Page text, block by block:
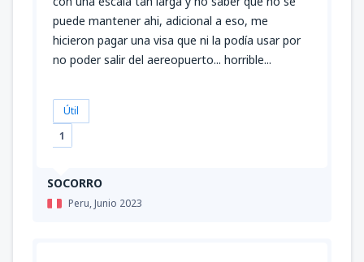
SOCORRO
Peru,Junio 2023
puede mantener ahi, adicional a eso, me
hicieron pagar una visa que ni la podía usar por
no poder salir del aereopuerto... horrible...
Útil
1